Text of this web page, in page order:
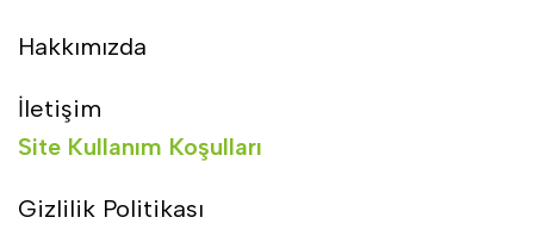
Hakkımızda
İletişim
Site Kullanım Koşulları
Gizlilik Politikası